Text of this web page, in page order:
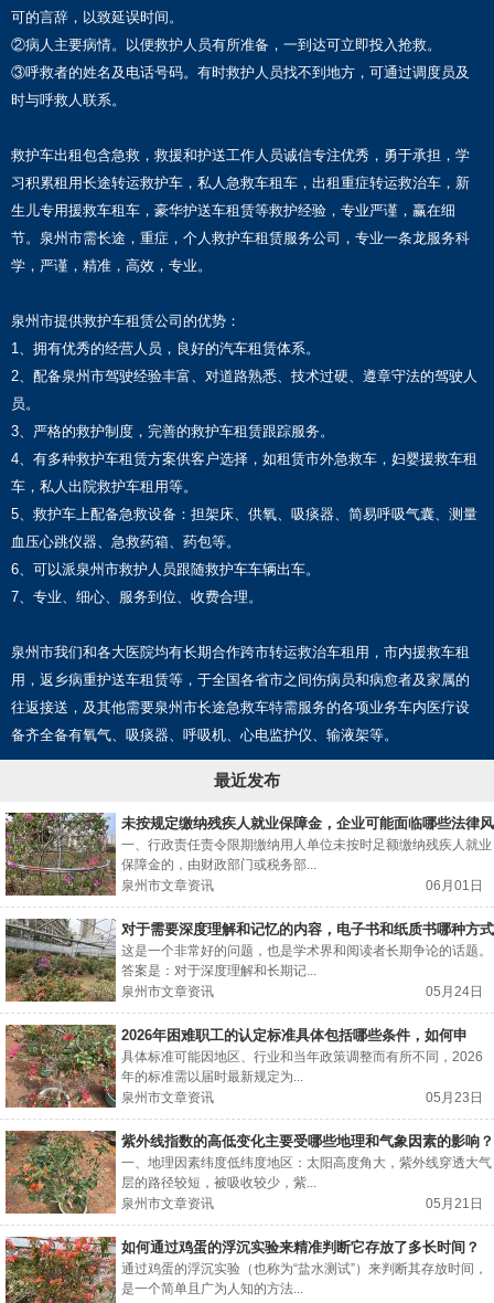
可的言辞，以致延误时间。
②病人主要病情。以便救护人员有所准备，一到达可立即投入抢救。
③呼救者的姓名及电话号码。有时救护人员找不到地方，可通过调度员及
时与呼救人联系。
救护车出租包含急救，救援和护送工作人员诚信专注优秀，勇于承担，学
习积累租用长途转运救护车，私人急救车租车，出租重症转运救治车，新
生儿专用援救车租车，豪华护送车租赁等救护经验，专业严谨，赢在细
节。泉州市需长途，重症，个人救护车租赁服务公司，专业一条龙服务科
学，严谨，精准，高效，专业。
泉州市提供救护车租赁公司的优势：
1、拥有优秀的经营人员，良好的汽车租赁体系。
2、配备泉州市驾驶经验丰富、对道路熟悉、技术过硬、遵章守法的驾驶人
员。
3、严格的救护制度，完善的救护车租赁跟踪服务。
4、有多种救护车租赁方案供客户选择，如租赁市外急救车，妇婴援救车租
车，私人出院救护车租用等。
5、救护车上配备急救设备：担架床、供氧、吸痰器、简易呼吸气囊、测量
血压心跳仪器、急救药箱、药包等。
6、可以派泉州市救护人员跟随救护车车辆出车。
7、专业、细心、服务到位、收费合理。
泉州市我们和各大医院均有长期合作跨市转运救治车租用，市内援救车租
用，返乡病重护送车租赁等，于全国各省市之间伤病员和病愈者及家属的
往返接送，及其他需要泉州市长途急救车特需服务的各项业务车内医疗设
备齐全备有氧气、吸痰器、呼吸机、心电监护仪、输液架等。
最近发布
未按规定缴纳残疾人就业保障金，企业可能面临哪些法律风
险与后果？
一、行政责任责令限期缴纳用人单位未按时足额缴纳残疾人就业
保障金的，由财政部门或税务部...
泉州市文章资讯
06月01日
对于需要深度理解和记忆的内容，电子书和纸质书哪种方式
更有效？
这是一个非常好的问题，也是学术界和阅读者长期争论的话题。
答案是：对于深度理解和长期记...
泉州市文章资讯
05月24日
2026年困难职工的认定标准具体包括哪些条件，如何申
请？
具体标准可能因地区、行业和当年政策调整而有所不同，2026
年的标准需以届时最新规定为...
泉州市文章资讯
05月23日
紫外线指数的高低变化主要受哪些地理和气象因素的影响？
一、地理因素纬度低纬度地区：太阳高度角大，紫外线穿透大气
层的路径较短，被吸收较少，紫...
泉州市文章资讯
05月21日
如何通过鸡蛋的浮沉实验来精准判断它存放了多长时间？
通过鸡蛋的浮沉实验（也称为“盐水测试”）来判断其存放时间，
是一个简单且广为人知的方法...